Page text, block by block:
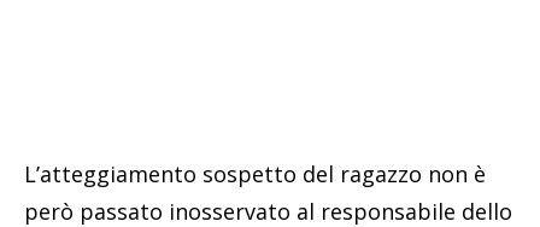
L’atteggiamento sospetto del ragazzo non è
però passato inosservato al responsabile dello